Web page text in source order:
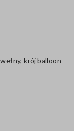
krój balloon